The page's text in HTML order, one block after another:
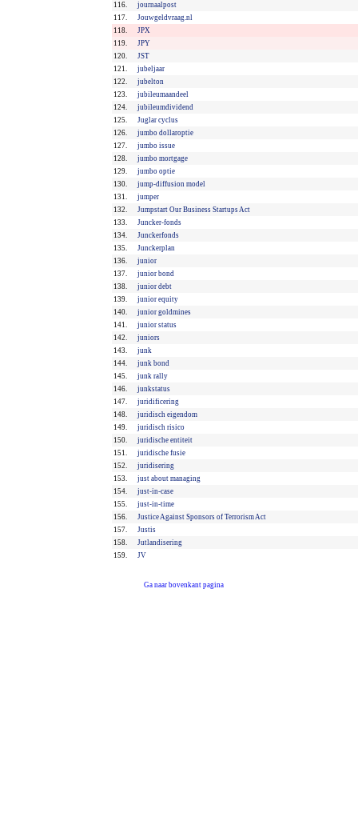
116.
journaalpost
117.
Jouwgeldvraag.nl
118.
JPX
119.
JPY
120.
JST
121.
jubeljaar
122.
jubelton
123.
jubileumaandeel
124.
jubileumdividend
125.
Juglar cyclus
126.
jumbo dollaroptie
127.
jumbo issue
128.
jumbo mortgage
129.
jumbo optie
130.
jump-diffusion model
131.
jumper
132.
Jumpstart Our Business Startups Act
133.
Juncker-fonds
134.
Junckerfonds
135.
Junckerplan
136.
junior
137.
junior bond
138.
junior debt
139.
junior equity
140.
junior goldmines
141.
junior status
142.
juniors
143.
junk
144.
junk bond
145.
junk rally
146.
junkstatus
147.
juridificering
148.
juridisch eigendom
149.
juridisch risico
150.
juridische entiteit
151.
juridische fusie
152.
juridisering
153.
just about managing
154.
just-in-case
155.
just-in-time
156.
Justice Against Sponsors of Terrorism Act
157.
Justis
158.
Jutlandisering
159.
JV
Ga naar bovenkant pagina